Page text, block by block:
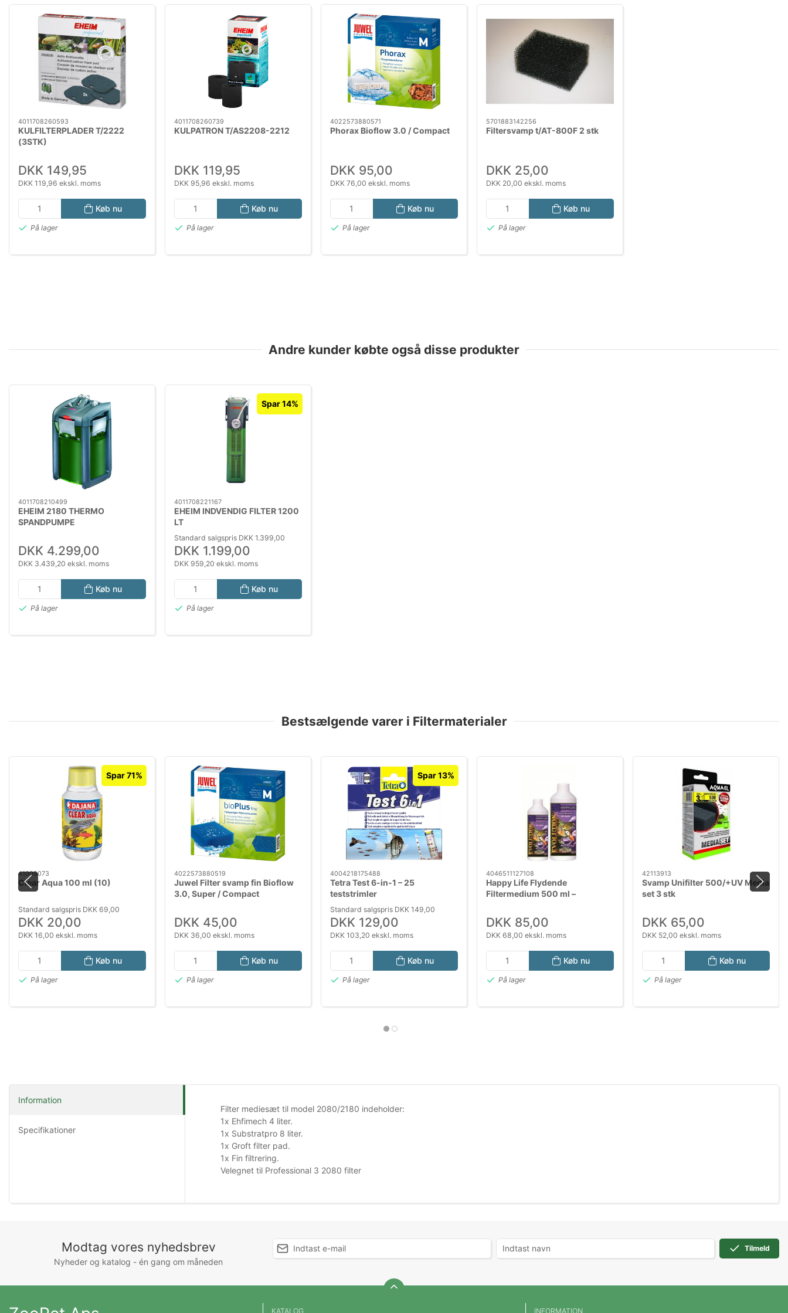
4011708260593
KULFILTERPLADER T/2222
(3STK)
DKK 149,95
DKK 119,96 ekskl. moms
Køb nu
På lager
4011708260739
KULPATRON T/AS2208-2212
DKK 119,95
DKK 95,96 ekskl. moms
Køb nu
På lager
4022573880571
Phorax Bioflow 3.0 / Compact
DKK 95,00
DKK 76,00 ekskl. moms
Køb nu
På lager
5701883142256
Filtersvamp t/AT-800F 2 stk
DKK 25,00
DKK 20,00 ekskl. moms
Køb nu
På lager
Andre kunder købte også disse produkter
4011708210499
EHEIM 2180 THERMO
SPANDPUMPE
DKK 4.299,00
DKK 3.439,20 ekskl. moms
Køb nu
På lager
Spar 14%
4011708221167
EHEIM INDVENDIG FILTER 1200
LT
Standard salgspris DKK 1.399,00
DKK 1.199,00
DKK 959,20 ekskl. moms
Køb nu
På lager
Bestsælgende varer i Filtermaterialer
Spar 71%
41009073
Clear Aqua 100 ml (10)
Standard salgspris DKK 69,00
DKK 20,00
DKK 16,00 ekskl. moms
Køb nu
På lager
4022573880519
Juwel Filter svamp fin Bioflow
3.0, Super / Compact
DKK 45,00
DKK 36,00 ekskl. moms
Køb nu
På lager
Spar 13%
4004218175488
Tetra Test 6-in-1 – 25
teststrimler
Standard salgspris DKK 149,00
DKK 129,00
DKK 103,20 ekskl. moms
Køb nu
På lager
4046511127108
Happy Life Flydende
Filtermedium 500 ml –
havedam (op til 3000L)
DKK 85,00
DKK 68,00 ekskl. moms
Køb nu
På lager
42113913
Svamp Unifilter 500/+UV Media
set 3 stk
DKK 65,00
DKK 52,00 ekskl. moms
Køb nu
På lager
Information
Specifikationer
Filter mediesæt til model 2080/2180 indeholder:
1x Ehfimech 4 liter.
1x Substratpro 8 liter.
1x Groft filter pad.
1x Fin filtrering.
Velegnet til Professional 3 2080 filter
Modtag vores nyhedsbrev
Nyheder og katalog - én gang om måneden
Tilmeld
KATALOG INFORMATION